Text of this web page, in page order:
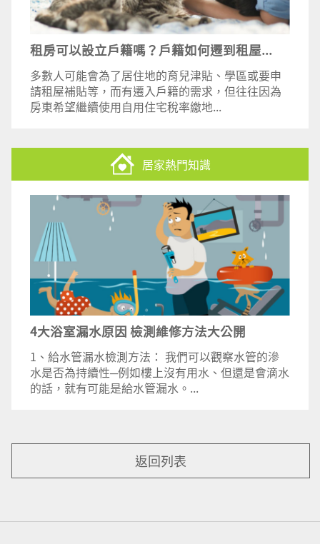
租房可以設立戶籍嗎？戶籍如何遷到租屋...
多數人可能會為了居住地的育兒津貼、學區或要申
請租屋補貼等，而有遷入戶籍的需求，但往往因為
房東希望繼續使用自用住宅稅率繳地...
居家熱門知識
4大浴室漏水原因 檢測維修方法大公開
1、給水管漏水檢測方法： 我們可以觀察水管的滲
水是否為持續性─例如樓上沒有用水、但還是會滴水
的話，就有可能是給水管漏水。...
返回列表